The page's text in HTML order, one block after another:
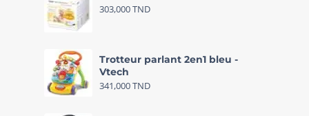
303,000TND
Trotteur parlant 2en1 bleu -
Vtech
341,000TND